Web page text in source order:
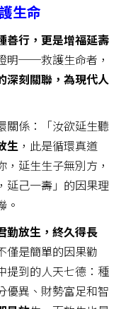
生命
善行，更是增福延壽
明──救護生命者，
深刻關聯，為現代人
關係：「汝欲延生聽
生 ，此是循環真道
延生生子無別方，
延己一壽」的因果理
。
勤放生，終久得長
僅是簡單的因果勸
提到的人天七德：種
優異、財勢富足和智